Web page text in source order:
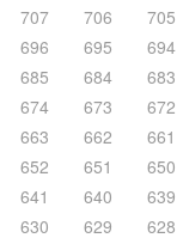
707 706
705
696 695
694
685 684
683
674 673
672
663 662
661
652 651
650
641 640
639
630 629
628